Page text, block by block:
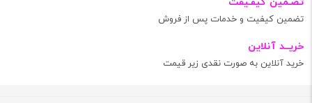
تضمین کیفیت و خدمات پس از فروش
خریــد آنلاین
خرید آنلاین به صورت نقدی زیر قیمت